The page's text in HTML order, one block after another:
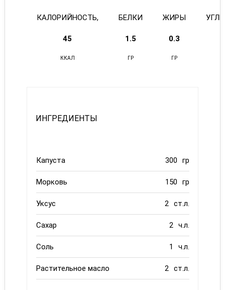
КАЛОРИЙНОСТЬ, БЕЛКИ ЖИРЫ
45 1.5 0.3
ККАЛ ГР ГР
ИНГРЕДИЕНТЫ
Капуста 300 гр
Морковь 150 гр
Уксус 2 ст.л.
Сахар 2 ч.л.
Соль 1 ч.л.
Растительное масло 2 ст.л.